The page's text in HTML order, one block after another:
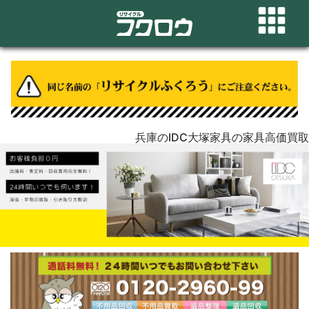
兵庫のIDC大塚家具の家具高価買取